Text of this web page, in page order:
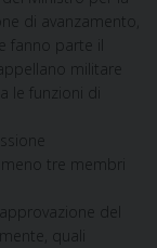
di avanzamento,
parte il
militare
le funzioni di
tre membri
del
quali